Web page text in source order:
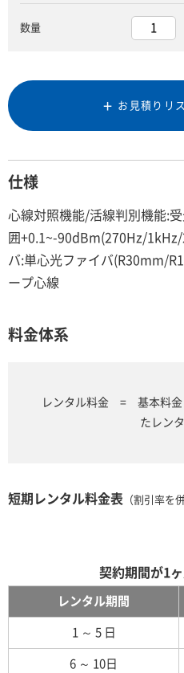
数量
お見積りリ
仕様
心線対照機能/活線判別機能:
囲+0.1~-90dBm(270Hz/
バ:単心光ファイバ(R30mm/
ープ心線
料金体系
レンタル料金 = 基本料
たレン
短期レンタル料金表 （割引率を
契約期間が1
レンタル期間
1 ～ 5 日
6 ～ 10日